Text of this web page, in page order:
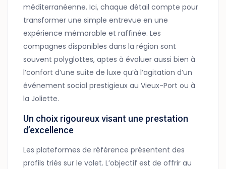
méditerranéenne. Ici, chaque détail compte pour
transformer une simple entrevue en une
expérience mémorable et raffinée. Les
compagnes disponibles dans la région sont
souvent polyglottes, aptes à évoluer aussi bien à
l’confort d’une suite de luxe qu’à l’agitation d’un
événement social prestigieux au Vieux-Port ou à
la Joliette.
Un choix rigoureux visant une prestation
d’excellence
Les plateformes de référence présentent des
profils triés sur le volet. L’objectif est de offrir au